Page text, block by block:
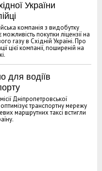
України
компанія з видобутку
покупки ліцензії на
газу в Східній Україні. Про
цієї компанії, поширеній на
для водіїв
Дніпропетровської
транспортну мережу
маршрутних таксі встигли